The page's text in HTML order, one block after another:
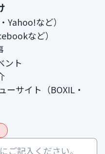
Yahoo!など）
など）
ント
ーサイト（BOXIL・